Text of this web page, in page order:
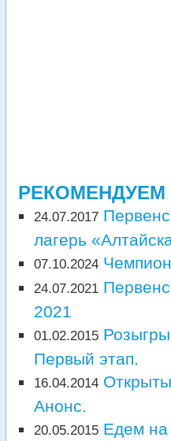
24.07.2017
лагерь
07.10.2024
24.07.2021
2021
01.02.2015
Первый этап.
16.04.2014
Анонс.
20.05.2015 Едем